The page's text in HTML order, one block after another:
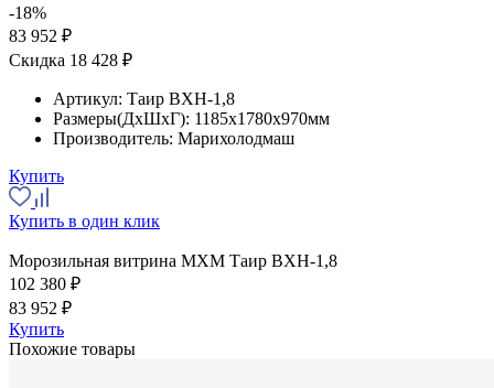
-18%
83 952 ₽
Скидка 18 428 ₽
Артикул: Таир ВХН-1,8
Размеры(ДхШхГ): 1185x1780x970мм
Производитель: Марихолодмаш
Купить
Купить в один клик
Морозильная витрина МХМ Таир ВХН-1,8
102 380 ₽
83 952 ₽
Купить
Похожие товары